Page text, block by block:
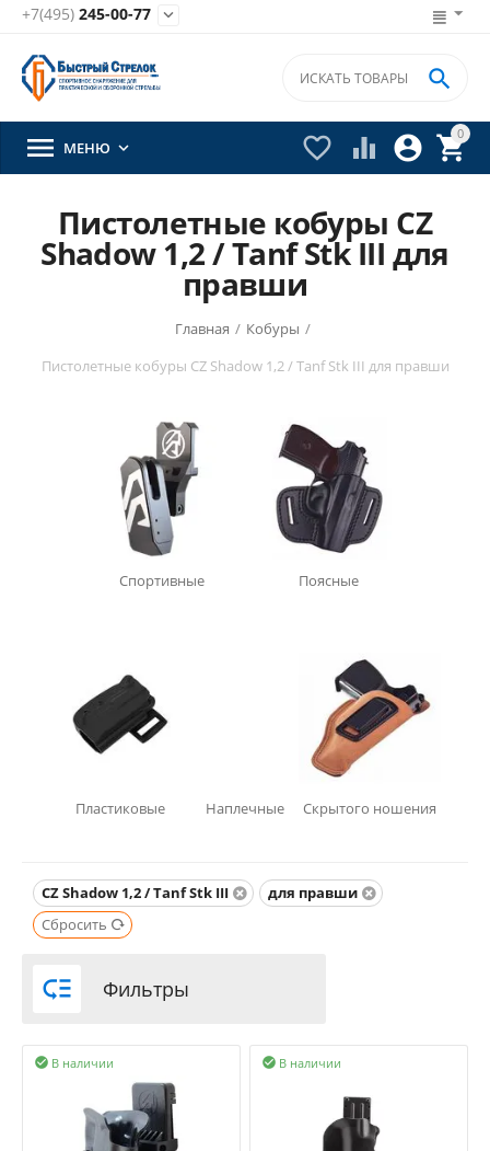
+7(495) 245-00-77 
0


 

 МЕНЮ 
Пистолетные кобуры CZ
Shadow 1,2 / Tanf Stk III для
правши
Главная / Кобуры /
Пистолетные кобуры CZ Shadow 1,2 / Tanf Stk III для правши
Спортивные Поясные
Пластиковые Наплечные Скрытого ношения
CZ Shadow 1,2 / Tanf Stk III
для правши
Сбросить
 Фильтры
В наличии
 В наличии
